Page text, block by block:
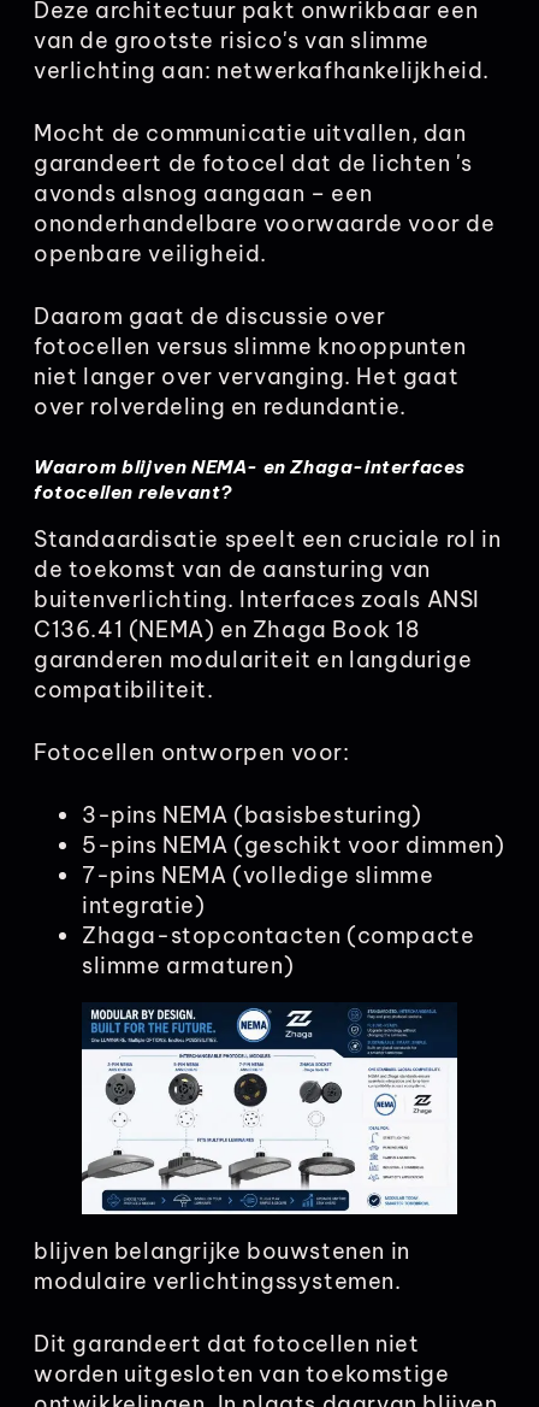
Deze architectuur pakt onwrikbaar een
van de grootste risico's van slimme
verlichting aan: netwerkafhankelijkheid.
Mocht de communicatie uitvallen, dan
garandeert de fotocel dat de lichten 's
avonds alsnog aangaan – een
ononderhandelbare voorwaarde voor de
openbare veiligheid.
Daarom gaat de discussie over
fotocellen versus slimme knooppunten
niet langer over vervanging. Het gaat
over rolverdeling en redundantie.
Waarom blijven NEMA- en Zhaga-interfaces
fotocellen relevant?
Standaardisatie speelt een cruciale rol in
de toekomst van de aansturing van
buitenverlichting. Interfaces zoals ANSI
C136.41 (NEMA) en Zhaga Book 18
garanderen modulariteit en langdurige
compatibiliteit.
Fotocellen ontworpen voor:
3-pins NEMA (basisbesturing)
5-pins NEMA (geschikt voor dimmen)
7-pins NEMA (volledige slimme
integratie)
Zhaga-stopcontacten (compacte
slimme armaturen)
blijven belangrijke bouwstenen in
modulaire verlichtingssystemen.
Dit garandeert dat fotocellen niet
worden uitgesloten van toekomstige